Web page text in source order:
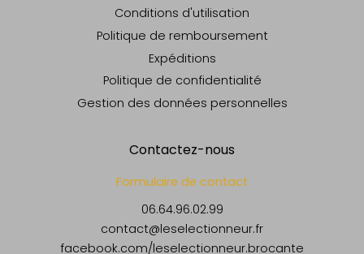
Conditions d'utilisation
Politique de remboursement
Expéditions
Politique de confidentialité
Gestion des données personnelles
Contactez-nous
Formulaire de contact
06.64.96.02.99
contact@leselectionneur.fr
facebook.com/leselectionneur.brocante